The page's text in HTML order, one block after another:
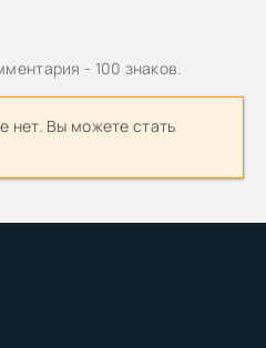
- 100 знаков.
нет. Вы можете стать